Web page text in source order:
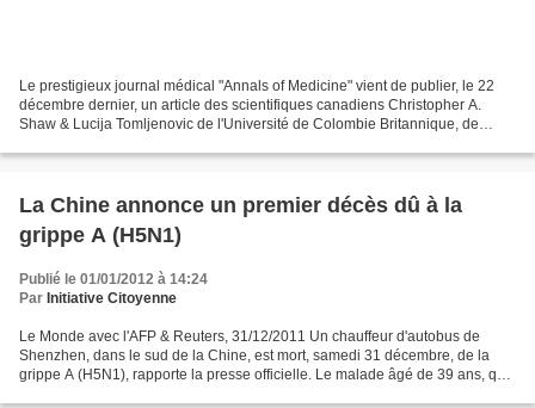
Le prestigieux journal médical "Annals of Medicine" vient de publier, le 22
décembre dernier, un article des scientifiques canadiens Christopher A.
Shaw & Lucija Tomljenovic de l'Université de Colombie Britannique, de
La Chine annonce un premier décès dû à la
grippe A (H5N1)
Publié le 01/01/2012 à 14:24
Par Initiative Citoyenne
Le Monde avec l'AFP & Reuters, 31/12/2011 Un chauffeur d'autobus de
Shenzhen, dans le sud de la Chine, est mort, samedi 31 décembre, de la
grippe A (H5N1), rapporte la presse officielle. Le malade âgé de 39 ans, qui